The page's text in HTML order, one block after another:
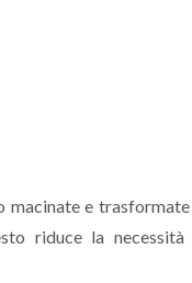
macinate e
riduce la necessità